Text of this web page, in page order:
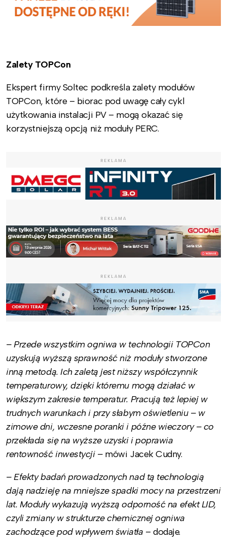
Zalety TOPCon
Ekspert firmy Soltec podkreśla zalety modułów
TOPCon, które – biorac pod uwagę cały cykl
użytkowania instalacji PV – mogą okazać się
korzystniejszą opcją niż moduły PERC.
REKLAMA
REKLAMA
REKLAMA
– Przede wszystkim ogniwa w technologii TOPCon
uzyskują wyższą sprawność niż moduły stworzone
inną metodą. Ich zaletą jest niższy współczynnik
temperaturowy, dzięki któremu mogą działać w
większym zakresie temperatur. Pracują też lepiej w
trudnych warunkach i przy słabym oświetleniu – w
zimowe dni, wczesne poranki i późne wieczory – co
przekłada się na wyższe uzyski i poprawia
rentowność inwestycji –mówi Jacek Cudny.
– Efekty badań prowadzonych nad tą technologią
dają nadzieję na mniejsze spadki mocy na przestrzeni
lat. Moduły wykazują wyższą odporność na efekt LID,
czyli zmiany w strukturze chemicznej ogniwa
zachodzące pod wpływem światła – dodaje.